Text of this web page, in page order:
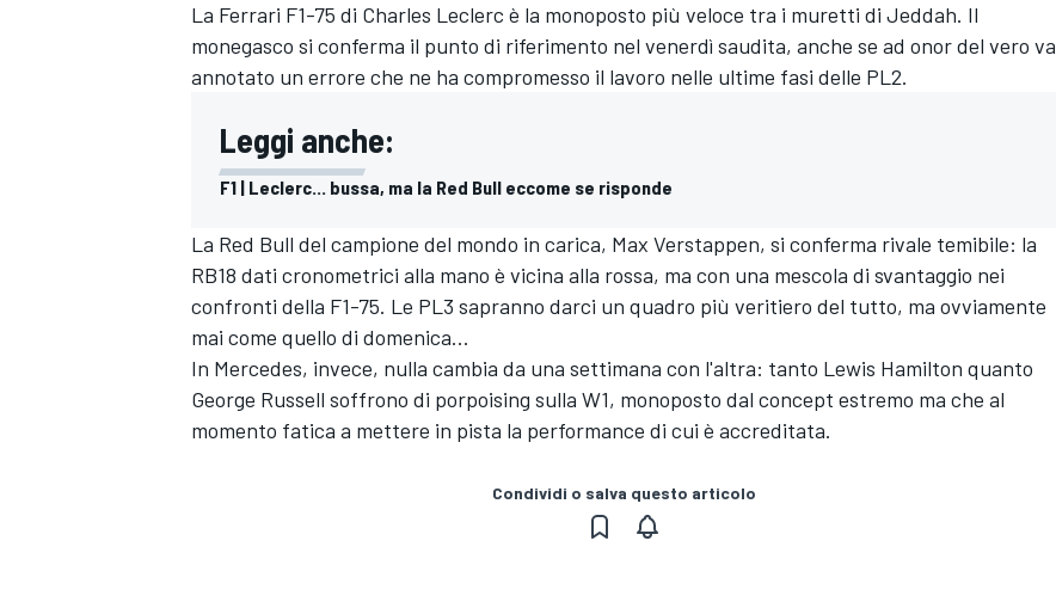
La Ferrari F1-75 di Charles Leclerc è la monoposto più veloce tra i muretti di Jeddah. Il
monegasco si conferma il punto di riferimento nel venerdì saudita, anche se ad onor del vero va
annotato un errore che ne ha compromesso il lavoro nelle ultime fasi delle PL2.
Leggi anche:
F1 | Leclerc... bussa, ma la Red Bull eccome se risponde
La Red Bull del campione del mondo in carica, Max Verstappen, si conferma rivale temibile: la
RB18 dati cronometrici alla mano è vicina alla rossa, ma con una mescola di svantaggio nei
confronti della F1-75. Le PL3 sapranno darci un quadro più veritiero del tutto, ma ovviamente
mai come quello di domenica...
In Mercedes, invece, nulla cambia da una settimana con l'altra: tanto Lewis Hamilton quanto
George Russell soffrono di porpoising sulla W1, monoposto dal concept estremo ma che al
momento fatica a mettere in pista la performance di cui è accreditata.
Condividi o salva questo articolo